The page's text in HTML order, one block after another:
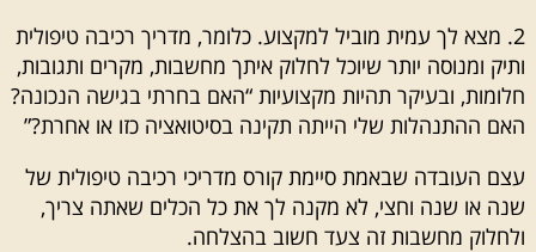
2. מצא לך עמית מוביל למקצוע. כלומר, מדריך רכיבה טיפולית
ותיק ומנוסה יותר שיוכל לחלוק איתך מחשבות, מקרים ותגובות,
חלומות, ובעיקר תהיות מקצועיות “האם בחרתי בגישה הנכונה?
האם ההתנהלות שלי הייתה תקינה בסיטואציה כזו או אחרת?”
עצם העובדה שבאמת סיימת קורס מדריכי רכיבה טיפולית של
שנה או שנה וחצי, לא מקנה לך את כל הכלים שאתה צריך,
ולחלוק מחשבות זה צעד חשוב בהצלחה.